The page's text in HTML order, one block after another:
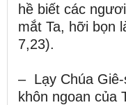
hề biết các
mắt Ta, hỡi bọn
7,23).
– Lạy Chúa
khôn ngoan của